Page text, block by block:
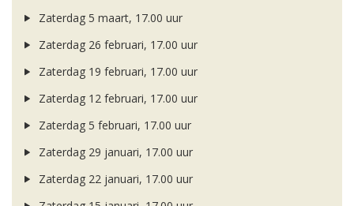
Zaterdag 5 maart, 17.00 uur
Zaterdag 26 februari, 17.00 uur
Zaterdag 19 februari, 17.00 uur
Zaterdag 12 februari, 17.00 uur
Zaterdag 5 februari, 17.00 uur
Zaterdag 29 januari, 17.00 uur
Zaterdag 22 januari, 17.00 uur